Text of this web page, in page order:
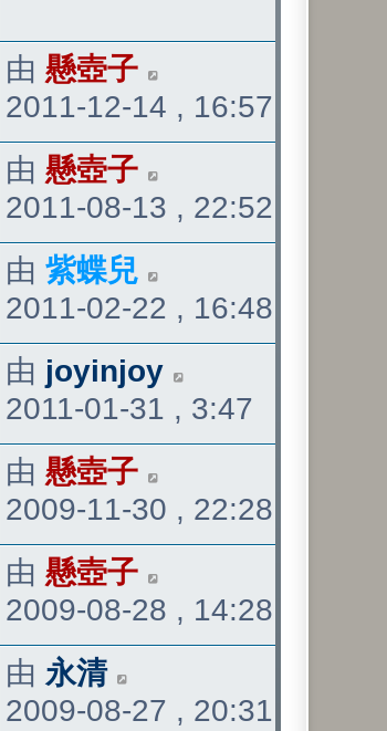
表
觀
看
最
後
發
表
由 懸壺子
2011-12-14 , 16:57
觀
看
最
後
發
表
由 懸壺子
2011-08-13 , 22:52
觀
看
最
後
發
表
由 紫蝶兒
2011-02-22 , 16:48
觀
看
最
後
發
表
由 joyinjoy
2011-01-31 , 3:47
觀
看
最
後
發
表
由 懸壺子
2009-11-30 , 22:28
觀
看
最
後
發
表
由 懸壺子
2009-08-28 , 14:28
觀最
後
由 永清
2009-08-27 , 20:31